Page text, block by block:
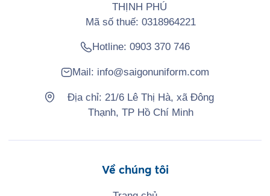
THỊNH PHÚ
Mã số thuế: 0318964221
Hotline: 0903 370 746
Mail: info@saigonuniform.com
Địa chỉ: 21/6 Lê Thị Hà, xã Đông
Thạnh, TP Hồ Chí Minh
Về chúng tôi